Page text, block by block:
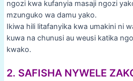
ngozi kwa kufanyia masaji ngozi
mzunguko wa damu yako.
Ikiwa hili litafanyika kwa umakini ni
kuwa na chunusi au weusi katika
kwako.
2. SAFISHA NYWELE